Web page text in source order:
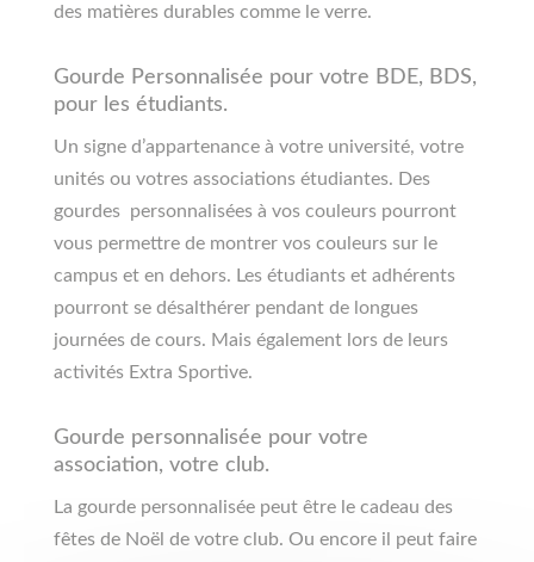
des matières durables comme le verre.
Gourde Personnalisée pour votre BDE, BDS,
pour les étudiants.
Un signe d’appartenance à votre université, votre
unités ou votres associations étudiantes. Des
gourdes personnalisées à vos couleurs pourront
vous permettre de montrer vos couleurs sur le
campus et en dehors. Les étudiants et adhérents
pourront se désalthérer pendant de longues
journées de cours. Mais également lors de leurs
activités Extra Sportive.
Gourde personnalisée pour votre
association, votre club.
La gourde personnalisée peut être le cadeau des
fêtes de Noël de votre club. Ou encore il peut faire